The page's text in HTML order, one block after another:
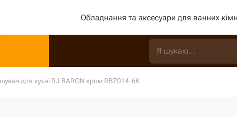
Обладнання та аксесуари для ванних
для кухні RJ BARON хром RBZ014-6K